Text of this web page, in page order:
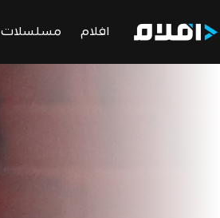
افلام مسلسلات